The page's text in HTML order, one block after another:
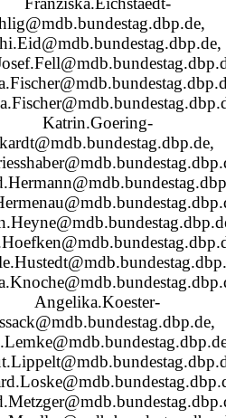
Katrin.Goering-
Angelika.Koester-